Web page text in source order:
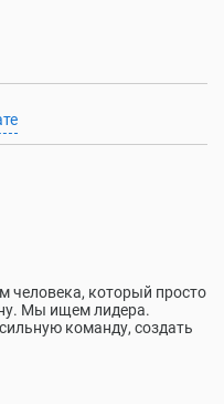
человека, который просто
Мы ищем лидера.
команду, создать